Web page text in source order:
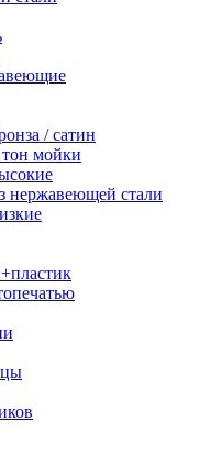
/ сатин
мойки
нержавеющей стали